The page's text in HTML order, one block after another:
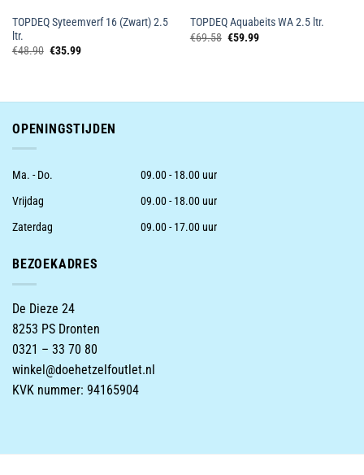
TOPDEQ Syteemverf 16 (Zwart) 2.5
ltr.
€48.90 Oorspronkelijke
€35.99Huidige
TOPDEQ Aquabeits WA 2.5 ltr.
€69.58 Oorspronkelijke
€59.99Huidige
OPENINGSTIJDEN
Ma. - Do.
09.00 - 18.00 uur
Vrijdag
09.00 - 18.00 uur
Zaterdag
09.00 - 17.00 uur
BEZOEKADRES
De Dieze 24
8253 PS Dronten
0321 – 33 70 80
winkel@doehetzelfoutlet.nl
KVK nummer: 94165904